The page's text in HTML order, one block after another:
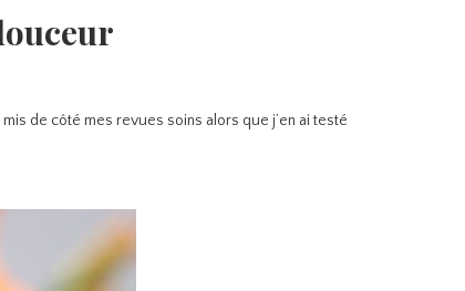
de côté mes revues soins alors que j’en ai testé